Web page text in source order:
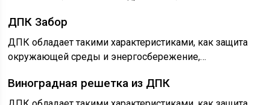
ДПК Забор
ДПК обладает такими характеристиками, как защита
окружающей среды и энергосбережение,…
Виноградная решетка из ДПК